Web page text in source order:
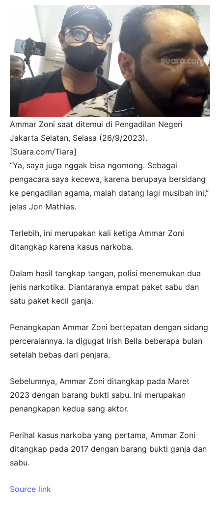
Ammar Zoni saat ditemui di Pengadilan Negeri
Jakarta Selatan, Selasa (26/9/2023).
[Suara.com/Tiara]
“Ya, saya juga nggak bisa ngomong. Sebagai
pengacara saya kecewa, karena berupaya bersidang
ke pengadilan agama, malah datang lagi musibah ini,”
jelas Jon Mathias.
Terlebih, ini merupakan kali ketiga Ammar Zoni
ditangkap karena kasus narkoba.
Dalam hasil tangkap tangan, polisi menemukan dua
jenis narkotika. Diantaranya empat paket sabu dan
satu paket kecil ganja.
Penangkapan Ammar Zoni bertepatan dengan sidang
perceraiannya. Ia digugat Irish Bella beberapa bulan
setelah bebas dari penjara.
Sebelumnya, Ammar Zoni ditangkap pada Maret
2023 dengan barang bukti sabu. Ini merupakan
penangkapan kedua sang aktor.
Perihal kasus narkoba yang pertama, Ammar Zoni
ditangkap pada 2017 dengan barang bukti ganja dan
sabu.
Source link